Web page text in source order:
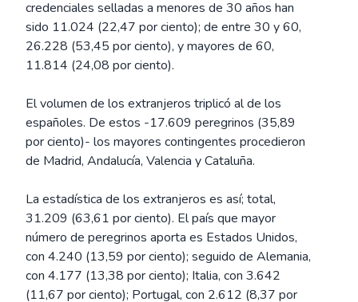
credenciales selladas a menores de 30 años han
sido 11.024 (22,47 por ciento); de entre 30 y 60,
26.228 (53,45 por ciento), y mayores de 60,
11.814 (24,08 por ciento).
El volumen de los extranjeros triplicó al de los
españoles. De estos -17.609 peregrinos (35,89
por ciento)- los mayores contingentes procedieron
de Madrid, Andalucía, Valencia y Cataluña.
La estadística de los extranjeros es así; total,
31.209 (63,61 por ciento). El país que mayor
número de peregrinos aporta es Estados Unidos,
con 4.240 (13,59 por ciento); seguido de Alemania,
con 4.177 (13,38 por ciento); Italia, con 3.642
(11,67 por ciento); Portugal, con 2.612 (8,37 por